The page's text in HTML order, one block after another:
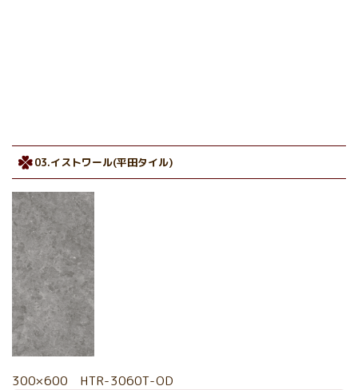
03.イストワール(平田タイル)
300×600 HTR-3060T-OD